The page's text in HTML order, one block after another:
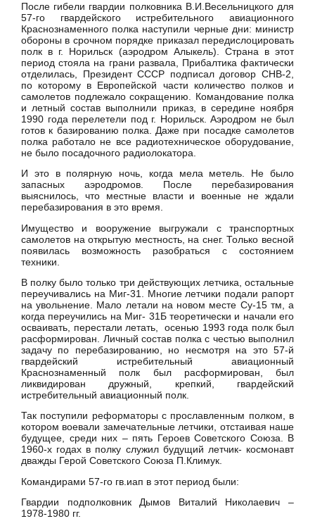
После гибели гвардии полковника В.И.Весельницкого для
57-го гвардейского истребительного авиационного
Краснознаменного полка наступили черные дни: министр
обороны в срочном порядке приказал передислоцировать
полк в г. Норильск (аэродром Алыкель). Страна в этот
период стояла на грани развала, Прибалтика фактически
отделилась, Президент СССР подписал договор СНВ-2,
по которому в Европейской части количество полков и
самолетов подлежало сокращению. Командование полка
и летный состав выполнили приказ, в середине ноября
1990 года перелетели под г. Норильск. Аэродром не был
готов к базированию полка. Даже при посадке самолетов
полка работало не все радиотехническое оборудование,
не было посадочного радиолокатора.
И это в полярную ночь, когда мела метель. Не было
запасных аэродромов. После перебазирования
выяснилось, что местные власти и военные не ждали
перебазирования в это время.
Имущество и вооружение выгружали с транспортных
самолетов на открытую местность, на снег. Только весной
появилась возможность разобраться с состоянием
техники.
В полку было только три действующих летчика, остальные
переучивались на Миг-31. Многие летчики подали рапорт
на увольнение. Мало летали на новом месте Су-15 тм, а
когда переучились на Миг- 31Б теоретически и начали его
осваивать, перестали летать, осенью 1993 года полк был
расформирован. Личный состав полка с честью выполнил
задачу по перебазированию, но несмотря на это 57-й
гвардейский истребительный авиационный
Краснознаменный полк был расформирован, был
ликвидирован дружный, крепкий, гвардейский
истребительный авиационный полк.
Так поступили реформаторы с прославленным полком, в
котором воевали замечательные летчики, отстаивая наше
будущее, среди них – пять Героев Советского Союза. В
1960-х годах в полку служил будущий летчик- космонавт
дважды Герой Советского Союза П.Климук.
Командирами 57-го гв.иап в этот период были:
Гвардии подполковник Дымов Виталий Николаевич –
1978-1980 гг.